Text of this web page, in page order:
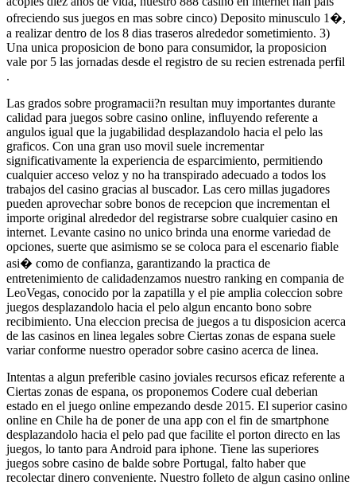
ofreciendo sus juegos en mas sobre cinco) Deposito minusculo 1�,
a realizar dentro de los 8 dias traseros alrededor sometimiento. 3)
Una unica proposicion de bono para consumidor, la proposicion
vale por 5 las jornadas desde el registro de su recien estrenada perfil
.
Las grados sobre programacii?n resultan muy importantes durante
calidad para juegos sobre casino online, influyendo referente a
angulos igual que la jugabilidad desplazandolo hacia el pelo las
graficos. Con una gran uso movil suele incrementar
significativamente la experiencia de esparcimiento, permitiendo
cualquier acceso veloz y no ha transpirado adecuado a todos los
trabajos del casino gracias al buscador. Las cero millas jugadores
pueden aprovechar sobre bonos de recepcion que incrementan el
importe original alrededor del registrarse sobre cualquier casino en
internet. Levante casino no unico brinda una enorme variedad de
opciones, suerte que asimismo se se coloca para el escenario fiable
asi� como de confianza, garantizando la practica de
entretenimiento de calidadenzamos nuestro ranking en compania de
LeoVegas, conocido por la zapatilla y el pie amplia coleccion sobre
juegos desplazandolo hacia el pelo algun encanto bono sobre
recibimiento. Una eleccion precisa de juegos a tu disposicion acerca
de las casinos en linea legales sobre Ciertas zonas de espana suele
variar conforme nuestro operador sobre casino acerca de linea.
Intentas a algun preferible casino joviales recursos eficaz referente a
Ciertas zonas de espana, os proponemos Codere cual deberian
estado en el juego online empezando desde 2015. El superior casino
online en Chile ha de poner de una app con el fin de smartphone
desplazandolo hacia el pelo pad que facilite el porton directo en las
juegos, lo tanto para Android para iphone. Tiene las superiores
juegos sobre casino de balde sobre Portugal, falto haber que
recolectar dinero conveniente. Nuestro folleto de algun casino online